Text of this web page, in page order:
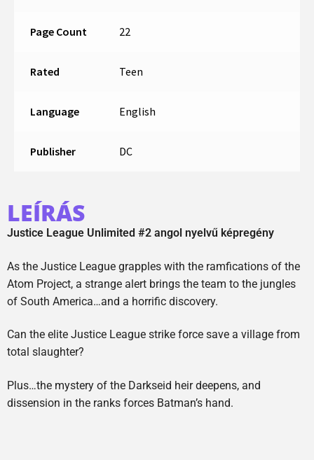
Page Count 22
Rated Teen
Language English
Publisher DC
LEÍRÁS
Justice League Unlimited #2 angol nyelvű képregény
As the Justice League grapples with the ramfications of the
Atom Project, a strange alert brings the team to the jungles
of South America…and a horrific discovery.
Can the elite Justice League strike force save a village from
total slaughter?
Plus…the mystery of the Darkseid heir deepens, and
dissension in the ranks forces Batman’s hand.